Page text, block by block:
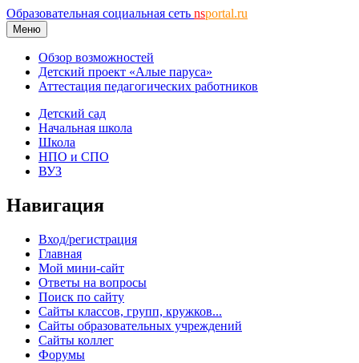
Образовательная социальная сеть nsportal.ru
Меню
Обзор возможностей
Детский проект «Алые паруса»
Аттестация педагогических работников
Детский сад
Начальная школа
Школа
НПО и СПО
ВУЗ
Навигация
Вход/регистрация
Главная
Мой мини-сайт
Ответы на вопросы
Поиск по сайту
Сайты классов, групп, кружков...
Сайты образовательных учреждений
Сайты коллег
Форумы